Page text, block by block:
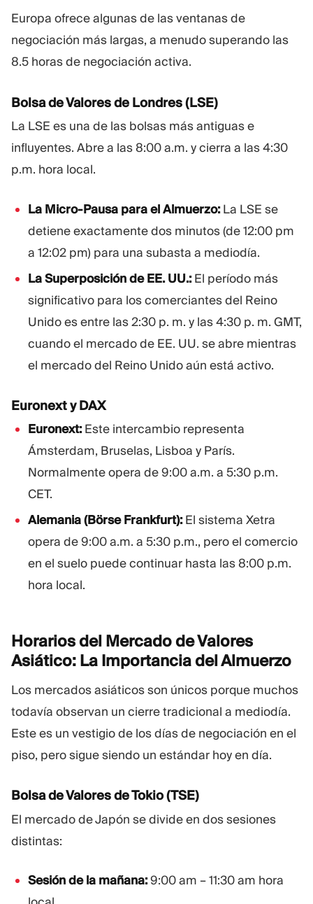
Europa ofrece algunas de las ventanas de
negociación más largas, a menudo superando las
8.5 horas de negociación activa.
Bolsa de Valores de Londres (LSE)
La LSE es una de las bolsas más antiguas e
influyentes. Abre a las 8:00 a.m. y cierra a las 4:30
p.m. hora local.
La Micro-Pausa para el Almuerzo:La LSE se
detiene exactamente dos minutos (de 12:00 pm
a 12:02 pm) para una subasta a mediodía.
La Superposición de EE. UU.:El período más
significativo para los comerciantes del Reino
Unido es entre las 2:30 p. m. y las 4:30 p. m. GMT,
cuando el mercado de EE. UU. se abre mientras
el mercado del Reino Unido aún está activo.
Euronext y DAX
Euronext:Este intercambio representa
Ámsterdam, Bruselas, Lisboa y París.
Normalmente opera de 9:00 a.m. a 5:30 p.m.
CET.
Alemania (Börse Frankfurt):El sistema Xetra
opera de 9:00 a.m. a 5:30 p.m., pero el comercio
en el suelo puede continuar hasta las 8:00 p.m.
hora local.
Horarios del Mercado de Valores
Asiático: La Importancia delAlmuerzo
Los mercados asiáticos son únicos porque muchos
todavía observan un cierre tradicional a mediodía.
Este es un vestigio de los días de negociación en el
piso, pero sigue siendo un estándar hoy en día.
Bolsa de Valores de Tokio (TSE)
El mercado de Japón se divide en dos sesiones
distintas:
Sesión de la mañana:9:00 am – 11:30 am hora